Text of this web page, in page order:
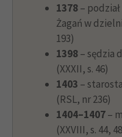
1378–
Żagań w
193)
1398– sędzia
(XXXII, s. 46)
1403 –
(RSL, nr 236)
1404–1407–
(XXVIII, s. 44,